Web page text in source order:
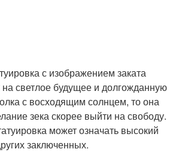
с изображением заката
светлое будущее и долгожданную
с восходящим солнцем, то она
зека скорее выйти на свободу.
может означать высокий
заключенных.